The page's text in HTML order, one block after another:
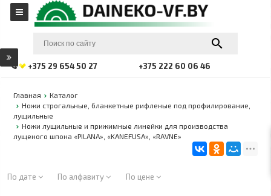
+375 29 654 50 27 +375 222 60 06 46
Главная
Каталог
Ножи строгальные, бланкетные рифленые под профилирование,
лущильные
Ножи лущильные и прижимные линейки для производства
лущеного шпона «PILANA», «KANEFUSA», «RAVNE»
По дате По алфавиту По цене